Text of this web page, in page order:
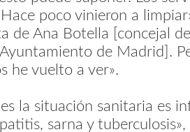
poco vinieron a
de Ana Botella [concejal
de Madrid].
he vuelto a ver».
la situación sanitaria es
sarna y tuberculosis»,